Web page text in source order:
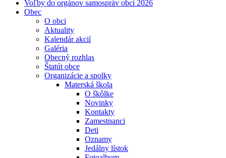
Voľby do orgánov samospráv obcí 2026
Obec
O obci
Aktuality
Kalendár akcií
Galéria
Obecný rozhlas
Štatút obce
Organizácie a spolky
Materská škola
O škôlke
Novinky
Kontakty
Zamestnanci
Deti
Oznamy
Jedálny lístok